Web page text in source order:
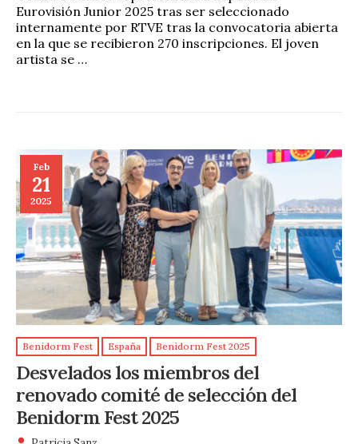
Eurovisión Junior 2025 tras ser seleccionado
internamente por RTVE tras la convocatoria abierta
en la que se recibieron 270 inscripciones. El joven
artista se …
Feb
21
2025
Benidorm Fest España Benidorm Fest 2025
Desvelados los miembros del
renovado comité de selección del
Benidorm Fest 2025